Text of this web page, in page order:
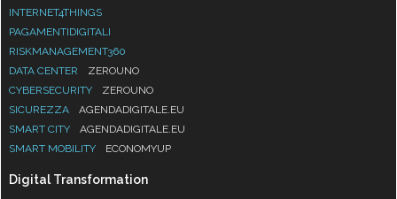
INTERNET4THINGS
PAGAMENTIDIGITALI
RISKMANAGEMENT360
DATA CENTER
ZEROUNO
CYBERSECURITY
ZEROUNO
SICUREZZA
AGENDADIGITALE.EU
SMART CITY
AGENDADIGITALE.EU
SMART MOBILITY
ECONOMYUP
Digital Transformation